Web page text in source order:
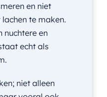
en niet
te maken.
nuchtere en
echt als
niet alleen